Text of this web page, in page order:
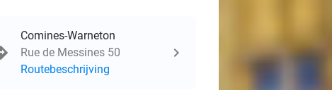
Comines-Warneton
Rue de Messines 50
Routebeschrijving